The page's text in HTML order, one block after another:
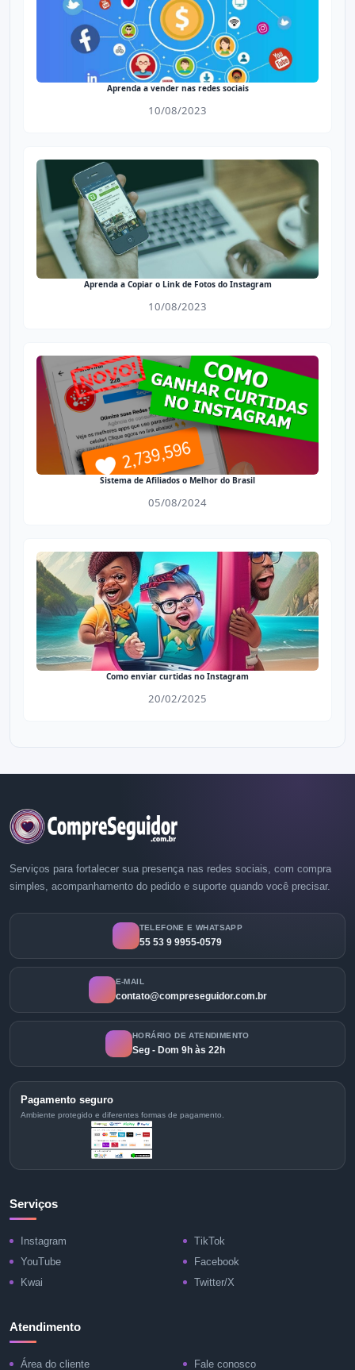
Aprenda a vender nas redes sociais
10/08/2023
Aprenda a Copiar o Link de Fotos do Instagram
10/08/2023
Sistema de Afiliados o Melhor do Brasil
05/08/2024
Como enviar curtidas no Instagram
20/02/2025
Serviços para fortalecer sua presença nas redes sociais, com compra
simples, acompanhamento do pedido e suporte quando você precisar.
TELEFONE E WHATSAPP
55 53 9 9955-0579
E-MAIL
contato@compreseguidor.com.br
HORÁRIO DE ATENDIMENTO
Seg - Dom 9h às 22h
Pagamento seguro
Ambiente protegido e diferentes formas de pagamento.
Serviços
Instagram
TikTok
YouTube
Facebook
Kwai
Twitter/X
Atendimento
Área do cliente Fale conosco